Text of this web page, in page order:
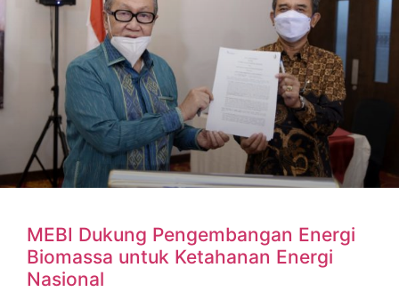
MEBI Dukung Pengembangan Energi
Biomassa untuk Ketahanan Energi
Nasional